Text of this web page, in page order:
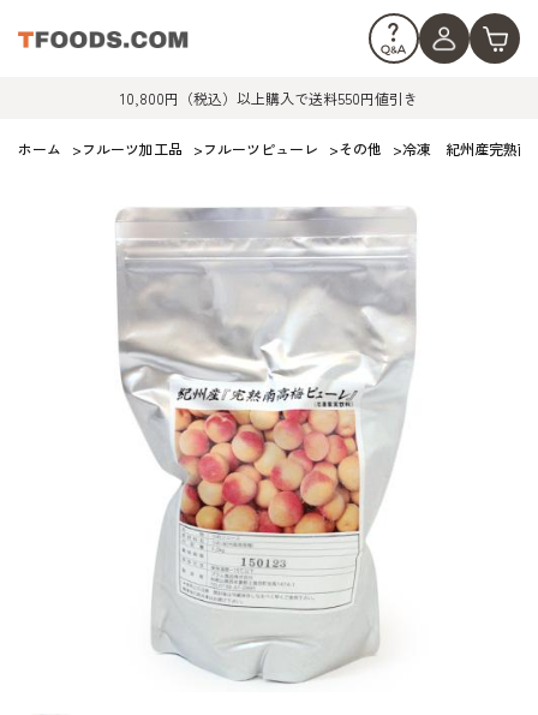
10,800円（税込）以上購入で送料550円値引き
ホーム >フルーツ加工品 >フルーツピューレ >その他 >冷凍 紀州産完熟南